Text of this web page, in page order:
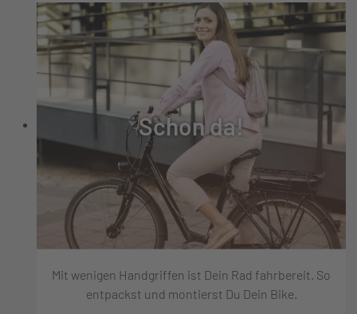
Schon da!
Mit wenigen Handgriffen ist Dein Rad fahrbereit. So
entpackst und montierst Du Dein Bike.